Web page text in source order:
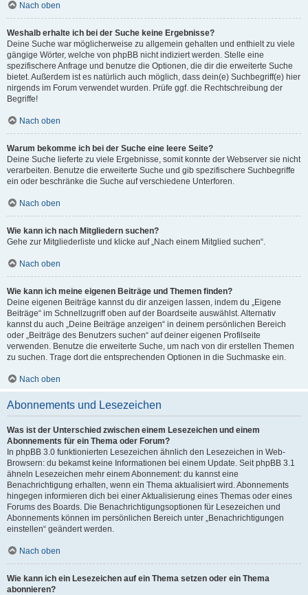
Nach oben
Weshalb erhalte ich bei der Suche keine Ergebnisse?
Deine Suche war möglicherweise zu allgemein gehalten und enthielt zu viele
gängige Wörter, welche von phpBB nicht indiziert werden. Stelle eine
spezifischere Anfrage und benutze die Optionen, die dir die erweiterte Suche
bietet. Außerdem ist es natürlich auch möglich, dass dein(e) Suchbegriff(e) hier
nirgends im Forum verwendet wurden. Prüfe ggf. die Rechtschreibung der
Begriffe!
Nach oben
Warum bekomme ich bei der Suche eine leere Seite?
Deine Suche lieferte zu viele Ergebnisse, somit konnte der Webserver sie nicht
verarbeiten. Benutze die erweiterte Suche und gib spezifischere Suchbegriffe
ein oder beschränke die Suche auf verschiedene Unterforen.
Nach oben
Wie kann ich nach Mitgliedern suchen?
Gehe zur Mitgliederliste und klicke auf „Nach einem Mitglied suchen“.
Nach oben
Wie kann ich meine eigenen Beiträge und Themen finden?
Deine eigenen Beiträge kannst du dir anzeigen lassen, indem du „Eigene
Beiträge“ im Schnellzugriff oben auf der Boardseite auswählst. Alternativ
kannst du auch „Deine Beiträge anzeigen“ in deinem persönlichen Bereich
oder „Beiträge des Benutzers suchen“ auf deiner eigenen Profilseite
verwenden. Benutze die erweiterte Suche, um nach von dir erstellen Themen
zu suchen. Trage dort die entsprechenden Optionen in die Suchmaske ein.
Nach oben
Abonnements und Lesezeichen
Was ist der Unterschied zwischen einem Lesezeichen und einem
Abonnements für ein Thema oder Forum?
In phpBB 3.0 funktionierten Lesezeichen ähnlich den Lesezeichen in Web-
Browsern: du bekamst keine Informationen bei einem Update. Seit phpBB 3.1
ähneln Lesezeichen mehr einem Abonnement: du kannst eine
Benachrichtigung erhalten, wenn ein Thema aktualisiert wird. Abonnements
hingegen informieren dich bei einer Aktualisierung eines Themas oder eines
Forums des Boards. Die Benachrichtigungsoptionen für Lesezeichen und
Abonnements können im persönlichen Bereich unter „Benachrichtigungen
einstellen“ geändert werden.
Nach oben
Wie kann ich ein Lesezeichen auf ein Thema setzen oder ein Thema
abonnieren?